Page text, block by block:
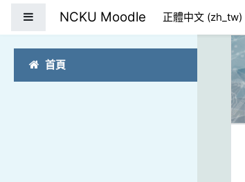
首頁
NCKU Moodle 正體中文 ‎(zh_tw)‎